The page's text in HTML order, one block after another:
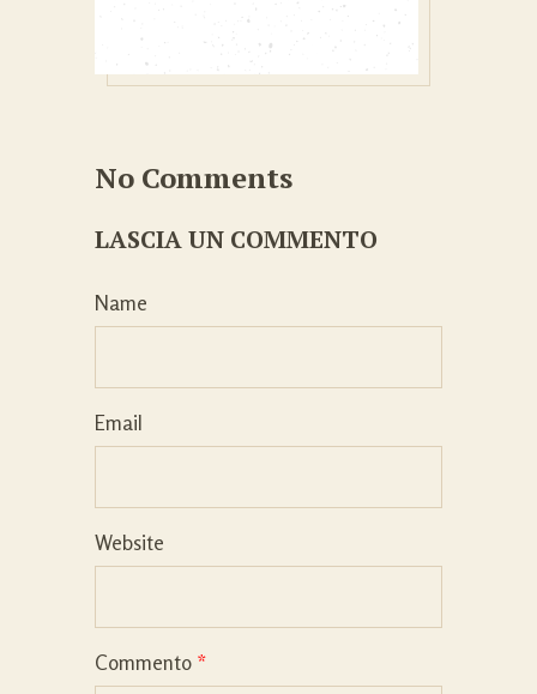
No Comments
LASCIA UN COMMENTO
Name
Email
Website
Commento *